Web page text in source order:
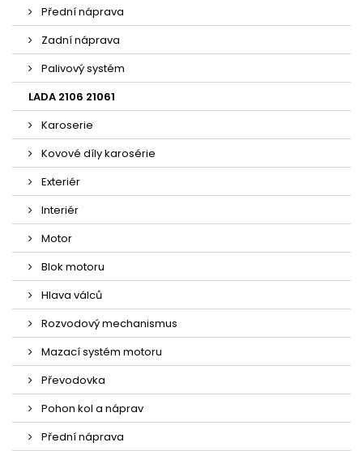
Přední náprava
Zadní náprava
Palivový systém
LADA 2106 21061
Karoserie
Kovové díly karosérie
Exteriér
Interiér
Motor
Blok motoru
Hlava válců
Rozvodový mechanismus
Mazací systém motoru
Převodovka
Pohon kol a náprav
Přední náprava